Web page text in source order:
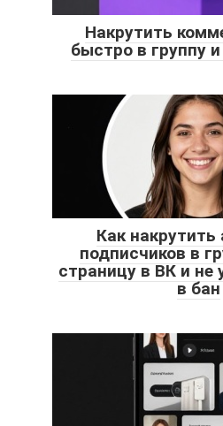
Накрутить
быстро в группу
Как
подписчиков в
страницу в ВК и не
в бан